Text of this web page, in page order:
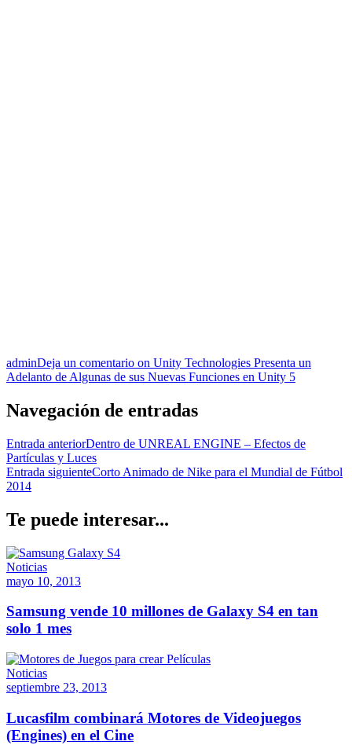
adminDeja un comentario on Unity Technologies Presenta un
Adelanto de Algunas de sus Nuevas Funciones en Unity 5
Navegación de entradas
Entrada anteriorDentro de UNREAL ENGINE – Efectos de
Partículas y Luces
Entrada siguienteCorto Animado de Nike para el Mundial de Fútbol
2014
Te puede interesar...
Noticias
mayo 10, 2013
Samsung vende 10 millones de Galaxy S4 en tan
solo 1 mes
Noticias
septiembre 23, 2013
Lucasfilm combinará Motores de Videojuegos
(Engines) en el Cine